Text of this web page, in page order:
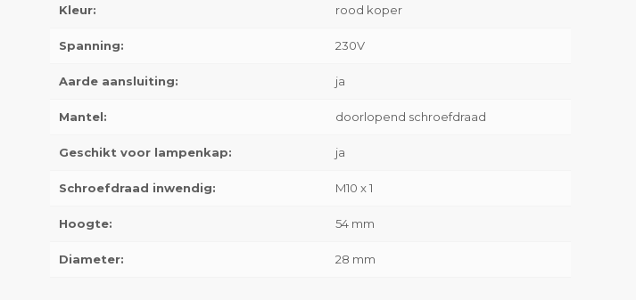
Kleur: rood koper
Spanning: 230V
Aarde aansluiting: ja
Mantel: doorlopend schroefdraad
Geschikt voor lampenkap: ja
Schroefdraad inwendig: M10 x 1
Hoogte: 54 mm
Diameter: 28 mm